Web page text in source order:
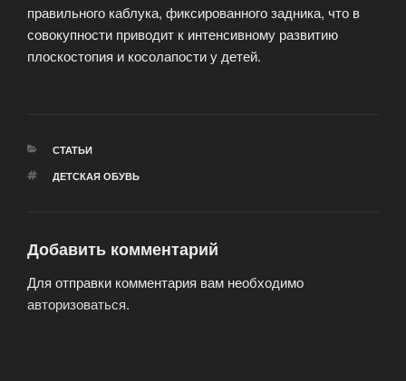
правильного каблука, фиксированного задника, что в
совокупности приводит к интенсивному развитию
плоскостопия и косолапости у детей.
РУБРИКИ
СТАТЬИ
МЕТКИ
ДЕТСКАЯ ОБУВЬ
Добавить комментарий
Для отправки комментария вам необходимо
авторизоваться.